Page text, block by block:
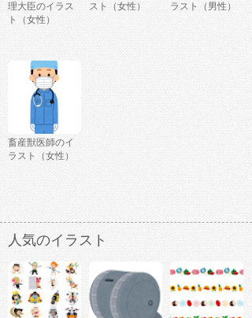
理大臣のイラス
ト（女性）
スト（女性）
ラスト（男性）
畜産獣医師のイ
ラスト（女性）
人気のイラスト